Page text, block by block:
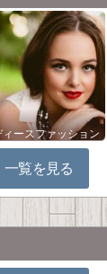
ィースファッション
一覧を見る